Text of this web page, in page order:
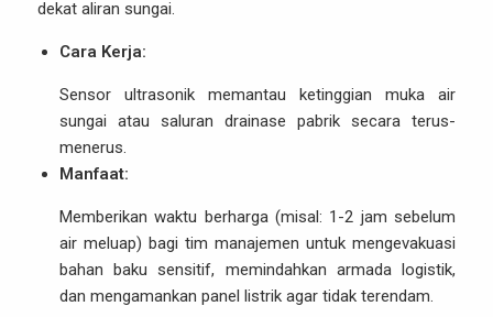
dekat aliran sungai.
Cara Kerja:
Sensor ultrasonik memantau ketinggian muka air
sungai atau saluran drainase pabrik secara terus-
menerus.
Manfaat:
Memberikan waktu berharga (misal: 1-2 jam sebelum
air meluap) bagi tim manajemen untuk mengevakuasi
bahan baku sensitif, memindahkan armada logistik,
dan mengamankan panel listrik agar tidak terendam.